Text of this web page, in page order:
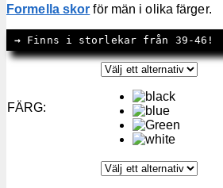
Formella skor för män i olika färger.
→ Finns i storlekar från 39-46!
FÄRG: